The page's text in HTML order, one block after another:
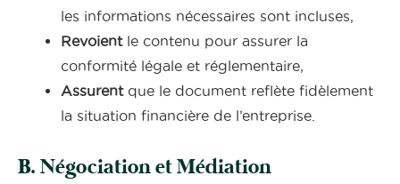
les informations nécessaires sont incluses,
Revoientle contenu pour assurer la
conformité légale et réglementaire,
Assurentque le document reflète fidèlement
la situation financière de l’entreprise.
B. Négociation et Médiation